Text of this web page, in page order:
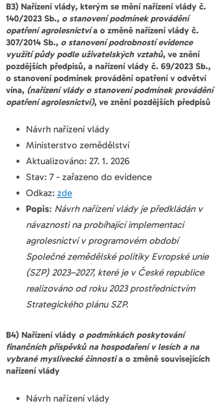
B3) Nařízení vlády, kterým se mění nařízení vlády č.
140/2023 Sb., o stanovení podmínek provádění
opatření agrolesnictvía o změně nařízení vlády č.
307/2014 Sb., o stanovení podrobností evidence
využití půdy podle uživatelských vztahů, ve znění
pozdějších předpisů, a nařízení vlády č. 69/2023 Sb.,
o stanovení podmínek provádění opatření v odvětví
vína, (nařízení vlády o stanovení podmínek provádění
opatření agrolesnictví), ve znění pozdějších předpisů
Návrh nařízení vlády
Ministerstvo zemědělství
Aktualizováno: 27. 1. 2026
Stav: 7 - zařazeno do evidence
Odkaz: zde
Popis: Návrh nařízení vlády je předkládán v
návaznosti na probíhající implementaci
agrolesnictví v programovém období
Společné zemědělské politiky Evropské unie
(SZP) 2023–2027, které je v České republice
realizováno od roku 2023 prostřednictvím
Strategického plánu SZP.
B4) Nařízení vlády o podmínkách poskytování
finančních příspěvků na hospodaření v lesích a na
vybrané myslivecké činnostia o změně souvisejících
nařízení vlády
Návrh nařízení vlády